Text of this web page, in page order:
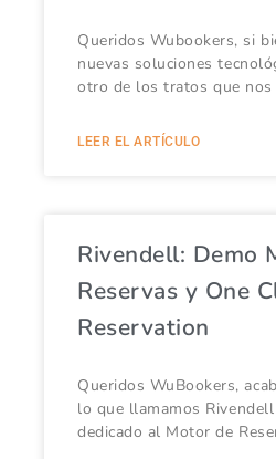
Queridos Wubookers, si
nuevas soluciones
otro de los tratos que nos
LEER EL ARTÍCULO
Rivendell: Demo
Reservas y One
Reservation
Queridos WuBookers,
lo que llamamos
dedicado al Motor de